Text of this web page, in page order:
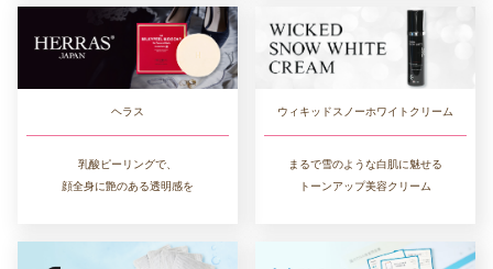
ヘラス
乳酸ピーリングで、
顔全身に艶のある透明感を
ウィキッドスノーホワイトクリーム
まるで雪のような白肌に魅せる
トーンアップ美容クリーム